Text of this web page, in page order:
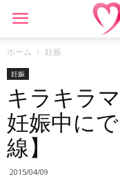
ホーム 妊娠
妊娠
キラキラ
妊娠中に
線】
2015/04/09